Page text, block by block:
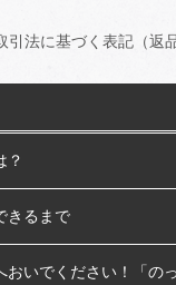
引法に基づく表記（返品
？
きるまで
おいでください！「の